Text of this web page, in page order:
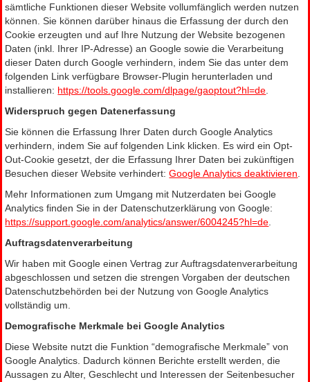
sämtliche Funktionen dieser Website vollumfänglich werden nutzen
können. Sie können darüber hinaus die Erfassung der durch den
Cookie erzeugten und auf Ihre Nutzung der Website bezogenen
Daten (inkl. Ihrer IP-Adresse) an Google sowie die Verarbeitung
dieser Daten durch Google verhindern, indem Sie das unter dem
folgenden Link verfügbare Browser-Plugin herunterladen und
installieren: https://tools.google.com/dlpage/gaoptout?hl=de.
Widerspruch gegen Datenerfassung
Sie können die Erfassung Ihrer Daten durch Google Analytics
verhindern, indem Sie auf folgenden Link klicken. Es wird ein Opt-
Out-Cookie gesetzt, der die Erfassung Ihrer Daten bei zukünftigen
Besuchen dieser Website verhindert:Google Analytics deaktivieren.
Mehr Informationen zum Umgang mit Nutzerdaten bei Google
Analytics finden Sie in der Datenschutzerklärung von Google:
https://support.google.com/analytics/answer/6004245?hl=de.
Auftragsdatenverarbeitung
Wir haben mit Google einen Vertrag zur Auftragsdatenverarbeitung
abgeschlossen und setzen die strengen Vorgaben der deutschen
Datenschutzbehörden bei der Nutzung von Google Analytics
vollständig um.
Demografische Merkmale bei Google Analytics
Diese Website nutzt die Funktion “demografische Merkmale” von
Google Analytics. Dadurch können Berichte erstellt werden, die
Aussagen zu Alter, Geschlecht und Interessen der Seitenbesucher